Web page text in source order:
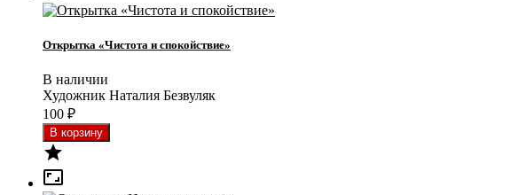
Открытка «Чистота и спокойствие»
В наличии
Художник Наталия Безвуляк
100 ₽

